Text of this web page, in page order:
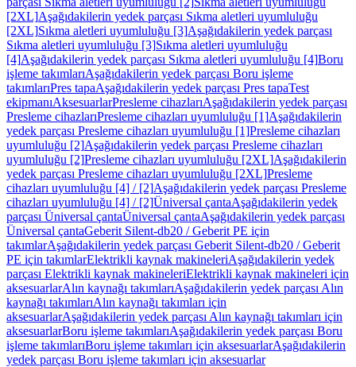
[2XL]Aşağıdakilerin yedek parçası Sıkma aletleri uyumluluğu
[2XL]Sıkma aletleri uyumluluğu [3]Aşağıdakilerin yedek parçası
Sıkma aletleri uyumluluğu [3]Sıkma aletleri uyumluluğu
[4]Aşağıdakilerin yedek parçası Sıkma aletleri uyumluluğu [4]Boru
işleme takımlarıAşağıdakilerin yedek parçası Boru işleme
takımlarıPres tapaAşağıdakilerin yedek parçası Pres tapaTest
ekipmanıAksesuarlarPresleme cihazlarıAşağıdakilerin yedek parçası
Presleme cihazlarıPresleme cihazları uyumluluğu [1]Aşağıdakilerin
yedek parçası Presleme cihazları uyumluluğu [1]Presleme cihazları
uyumluluğu [2]Aşağıdakilerin yedek parçası Presleme cihazları
uyumluluğu [2]Presleme cihazları uyumluluğu [2XL]Aşağıdakilerin
yedek parçası Presleme cihazları uyumluluğu [2XL]Presleme
cihazları uyumluluğu [4] / [2]Aşağıdakilerin yedek parçası Presleme
cihazları uyumluluğu [4] / [2]Üniversal çantaAşağıdakilerin yedek
parçası Üniversal çantaÜniversal çantaAşağıdakilerin yedek parçası
Üniversal çantaGeberit Silent-db20 / Geberit PE için
takımlarAşağıdakilerin yedek parçası Geberit Silent-db20 / Geberit
PE için takımlarElektrikli kaynak makineleriAşağıdakilerin yedek
parçası Elektrikli kaynak makineleriElektrikli kaynak makineleri için
aksesuarlarAlın kaynağı takımlarıAşağıdakilerin yedek parçası Alın
kaynağı takımlarıAlın kaynağı takımları için
aksesuarlarAşağıdakilerin yedek parçası Alın kaynağı takımları için
aksesuarlarBoru işleme takımlarıAşağıdakilerin yedek parçası Boru
işleme takımlarıBoru işleme takımları için aksesuarlarAşağıdakilerin
yedek parçası Boru işleme takımları için aksesuarlar